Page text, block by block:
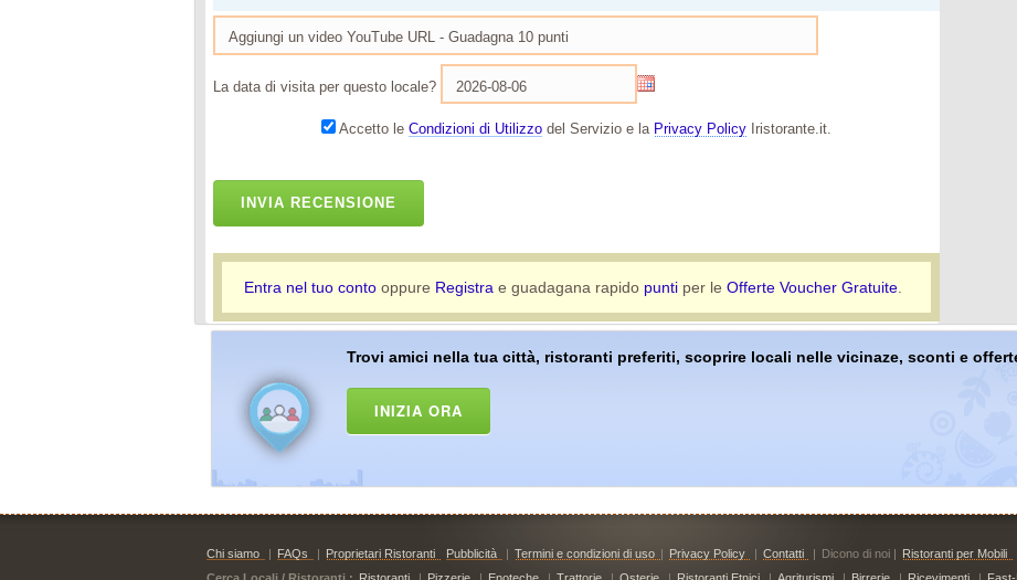
La data di visita per questo locale?
Accetto le Condizioni di Utilizzodel Servizio e la Privacy PolicyIristorante.it.
INVIA RECENSIONE
Entra nel tuo contooppure Registra e guadagana rapido puntiper le Offerte Voucher Gratuite.
Trovi amici nella tua città, ristoranti preferiti, scoprire locali nelle vicinaze, sconti e
INIZIA ORA
Chi siamo | FAQs | Proprietari Ristoranti Pubblicità | Termini e condizioni di uso | Privacy Policy | Contatti | Dicono di noi | Ristoranti per Mobili